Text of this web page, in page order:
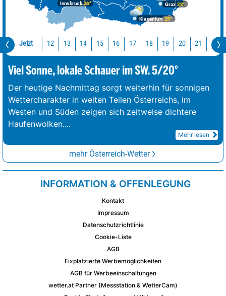
Graz28°
Innsbruck26°
Klagenfurt 25°
Jetzt 12 13 14 15 16 17 18 19 20 21 22
Viel Sonne, lokale Schauer im SW. 5/20°
Der heutige Nachmittag sorgt weiterhin für sonnigen
Wettercharakter in weiten Teilen Österreichs, im
Westen und Süden zeigen sich zeitweise dichtere
Haufenwolken....
Mehr lesen
mehr Österreich-Wetter
INFORMATION & OFFENLEGUNG
Kontakt
Impressum
Datenschutzrichtlinie
Cookie-Liste
AGB
Fixplatzierte Werbemöglichkeiten
AGB für Werbeeinschaltungen
wetter.at Partner (Messstation & WetterCam)